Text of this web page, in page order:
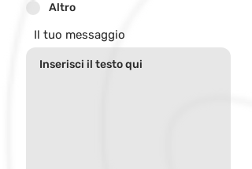
Altro
Il tuo messaggio